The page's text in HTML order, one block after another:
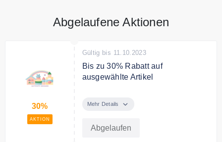
Abgelaufene Aktionen
30%
AKTION
Gültig bis 11.10.2023
Bis zu 30% Rabatt auf
ausgewählte Artikel
mit bis zu 30% Rabatt.
Mehr Details
Abgelaufen